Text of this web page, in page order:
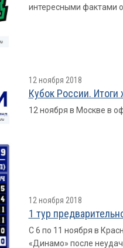
интересными фактами
12 ноября 2018
Кубок России. Итоги
12 ноября в Москве в
12 ноября 2018
1 тур
С 6 по 11 ноября в
«Динамо» после